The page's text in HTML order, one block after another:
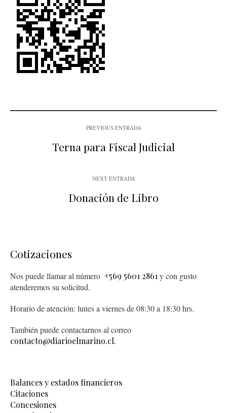
PREVIOUS ENTRADA
Terna para Fiscal Judicial
NEXT ENTRADA
Donación de Libro
Cotizaciones
Nos puede llamar al número +569 5601 2861 y con gusto
atenderemos su solicitud.
Horario de atención: lunes a viernes de 08:30 a 18:30 hrs.
También puede contactarnos al correo
contacto@diarioelmarino.cl.
Balances y estados financieros
Citaciones
Concesiones